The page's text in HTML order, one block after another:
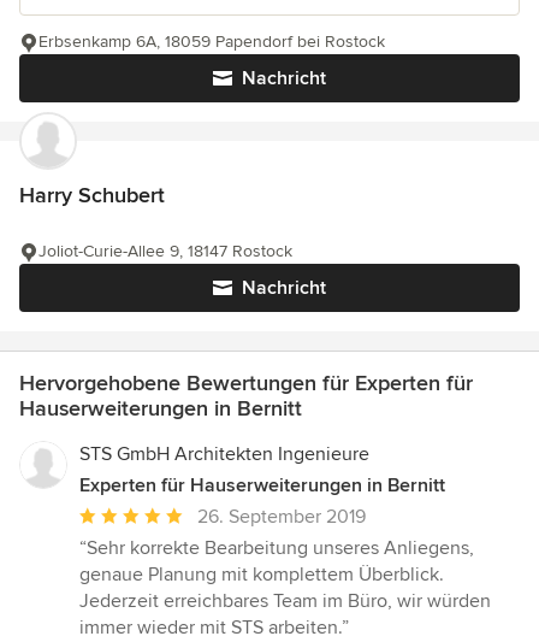
Nachricht
Erbsenkamp 6A, 18059 Papendorf bei Rostock
Harry Schubert
Nachricht
Joliot-Curie-Allee 9, 18147 Rostock
Hervorgehobene Bewertungen für Experten für
Hauserweiterungen in Bernitt
STS GmbH Architekten Ingenieure
Experten für Hauserweiterungen in Bernitt
Durchschnittliche
Bewertung:
5
von
5
26. September 2019
“Sehr korrekte Bearbeitung unseres Anliegens,
genaue Planung mit komplettem Überblick.
Jederzeit erreichbares Team im Büro, wir würden
immer wieder mit STS arbeiten.”